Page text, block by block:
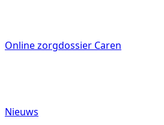
Online zorgdossier Caren
Nieuws